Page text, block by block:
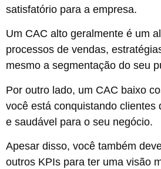
satisfatório para a empresa.
Um CAC alto geralmente é um
processos de vendas,
mesmo a segmentação do seu
Por outro lado, um CAC baixo
você está conquistando clientes
e saudável para o seu negócio.
Apesar disso, você também
outros KPIs para ter uma visão